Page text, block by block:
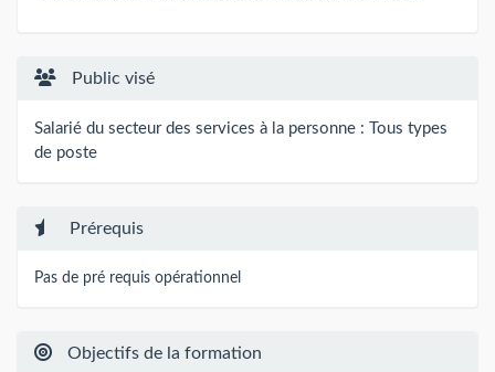
Public visé
Salarié du secteur des services à la personne : Tous types
de poste
Prérequis
Pas de pré requis opérationnel
Objectifs de la formation